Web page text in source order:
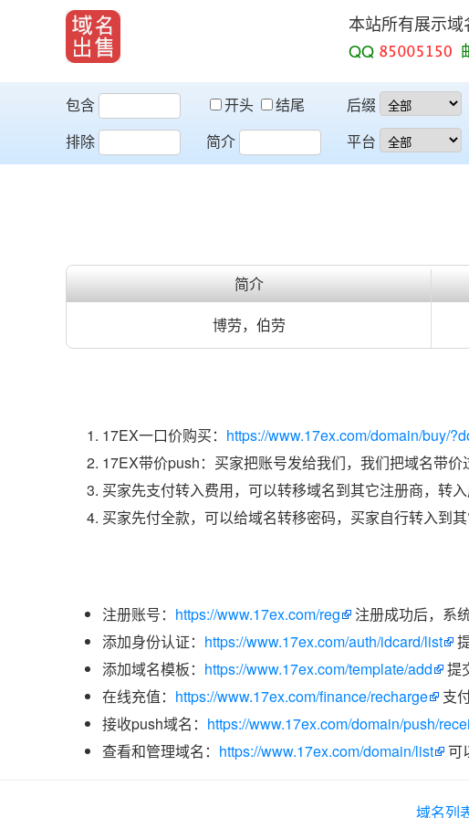
本站所有展示
QQ
包含 开头
结尾
排除
简介
后缀
平台
简介
博劳，伯劳
17EX一口价购买： https://www.17ex.com/domain/buy/
17EX带价push：买家把账号发给我们，我们把域名带
买家先支付转入费用，可以转移域名到其它注册商，转
买家先付全款，可以给域名转移密码，买家自行转入到其
注册账号： https://www.17ex.com/reg
注册成功后，系
添加身份认证： https://www.17ex.com/auth/idcard/list
添加域名模板： https://www.17ex.com/template/add
提
在线充值： https://www.17ex.com/finance/recharge
支
接收push域名： https://www.17ex.com/domain/push/
查看和管理域名： https://www.17ex.com/domain/list 可
域名列